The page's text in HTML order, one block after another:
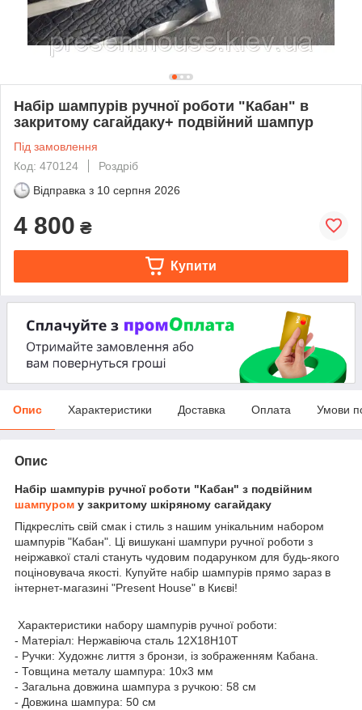
Набір шампурів ручної роботи "Кабан" в
закритому сагайдаку+ подвійний шампур
Під замовлення
Код: 470124
Роздріб
Відправка з 10 серпня 2026
4 800 ₴
Купити
Опис Характеристики Доставка Оплата Умови
Опис
Набір шампурів ручної роботи "Кабан" з подвійним
шампуром у закритому шкіряному сагайдаку
Підкресліть свій смак і стиль з нашим унікальним набором
шампурів "Кабан". Ці вишукані шампури ручної роботи з
неіржавкої сталі стануть чудовим подарунком для будь-якого
поціновувача якості. Купуйте набір шампурів прямо зараз в
інтернет-магазині "Present House" в Києві!
Характеристики набору шампурів ручної роботи:
- Матеріал: Нержавіюча сталь 12Х18Н10Т
- Ручки: Художнє лиття з бронзи, із зображенням Кабана.
- Товщина металу шампура: 10х3 мм
- Загальна довжина шампура з ручкою: 58 см
- Довжина шампура: 50 см